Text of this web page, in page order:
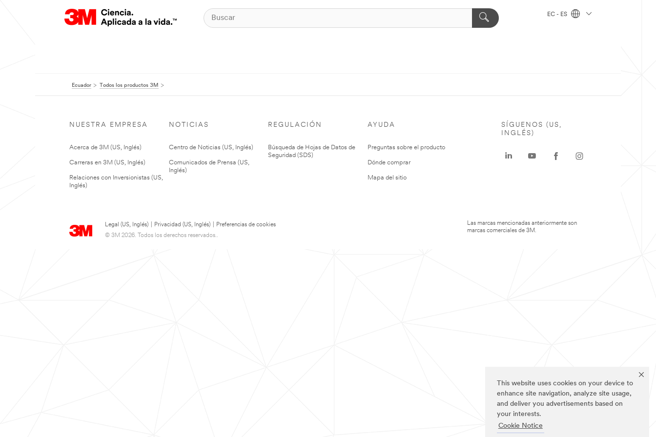
This website uses cookies on your device to
enhance site navigation, analyze site usage,
and deliver you advertisements based on
your interests.
Cookie Notice
EC - ES
Ecuador Todos los productos 3M
NUESTRA EMPRESA
Acerca de 3M (US, Inglés)
Carreras en 3M (US, Inglés)
Relaciones con Inversionistas (US,
Inglés)
NOTICIAS
Centro de Noticias (US, Inglés)
Comunicados de Prensa (US,
Inglés)
REGULACIÓN
Búsqueda de Hojas de Datos de
Seguridad (SDS)
AYUDA
Preguntas sobre el producto
Dónde comprar
Mapa del sitio
Legal (US, Inglés) Privacidad (US, Inglés)
Preferencias de cookies
© 3M 2026. Todos los derechos reservados..
SÍGUENOS (US,
INGLÉS)
Las marcas mencionadas anteriormente son
marcas comerciales de 3M.